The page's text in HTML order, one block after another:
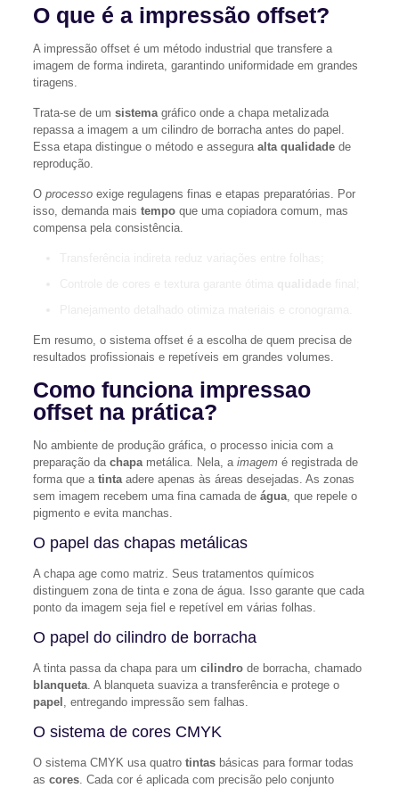
O que é a impressão offset?
A impressão offset é um método industrial que transfere a
imagem de forma indireta, garantindo uniformidade em grandes
tiragens.
Trata-se de um sistemagráfico onde a chapa metalizada
repassa a imagem a um cilindro de borracha antes do papel.
Essa etapa distingue o método e assegura alta qualidadede
reprodução.
O processoexige regulagens finas e etapas preparatórias. Por
isso, demanda mais tempoque uma copiadora comum, mas
compensa pela consistência.
Em resumo, o sistema offset é a escolha de quem precisa de
resultados profissionais e repetíveis em grandes volumes.
Como funciona impressao
offset na prática?
No ambiente de produção gráfica, o processo inicia com a
preparação da chapametálica. Nela, a imagemé registrada de
forma que a tintaadere apenas às áreas desejadas. As zonas
sem imagem recebem uma fina camada de água, que repele o
pigmento e evita manchas.
O papel das chapas metálicas
A chapa age como matriz. Seus tratamentos químicos
distinguem zona de tinta e zona de água. Isso garante que cada
ponto da imagem seja fiel e repetível em várias folhas.
O papel do cilindro de borracha
A tinta passa da chapa para um cilindrode borracha, chamado
blanqueta. A blanqueta suaviza a transferência e protege o
papel , entregando impressão sem falhas.
O sistema de cores CMYK
O sistema CMYK usa quatro tintasbásicas para formar todas
as cores. Cada cor é aplicada com precisão pelo conjunto